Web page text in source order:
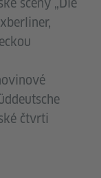
čtvrti